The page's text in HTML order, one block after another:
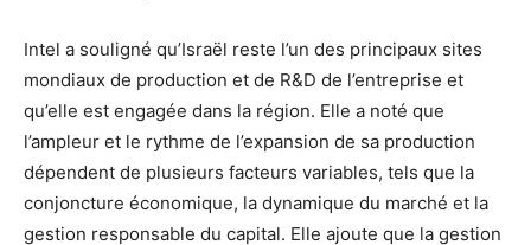
Intel a souligné qu’Israël reste l’un des principaux sites
mondiaux de production et de R&D de l’entreprise et
qu’elle est engagée dans la région. Elle a noté que
l’ampleur et le rythme de l’expansion de sa production
dépendent de plusieurs facteurs variables, tels que la
conjoncture économique, la dynamique du marché et la
gestion responsable du capital. Elle ajoute que la gestion